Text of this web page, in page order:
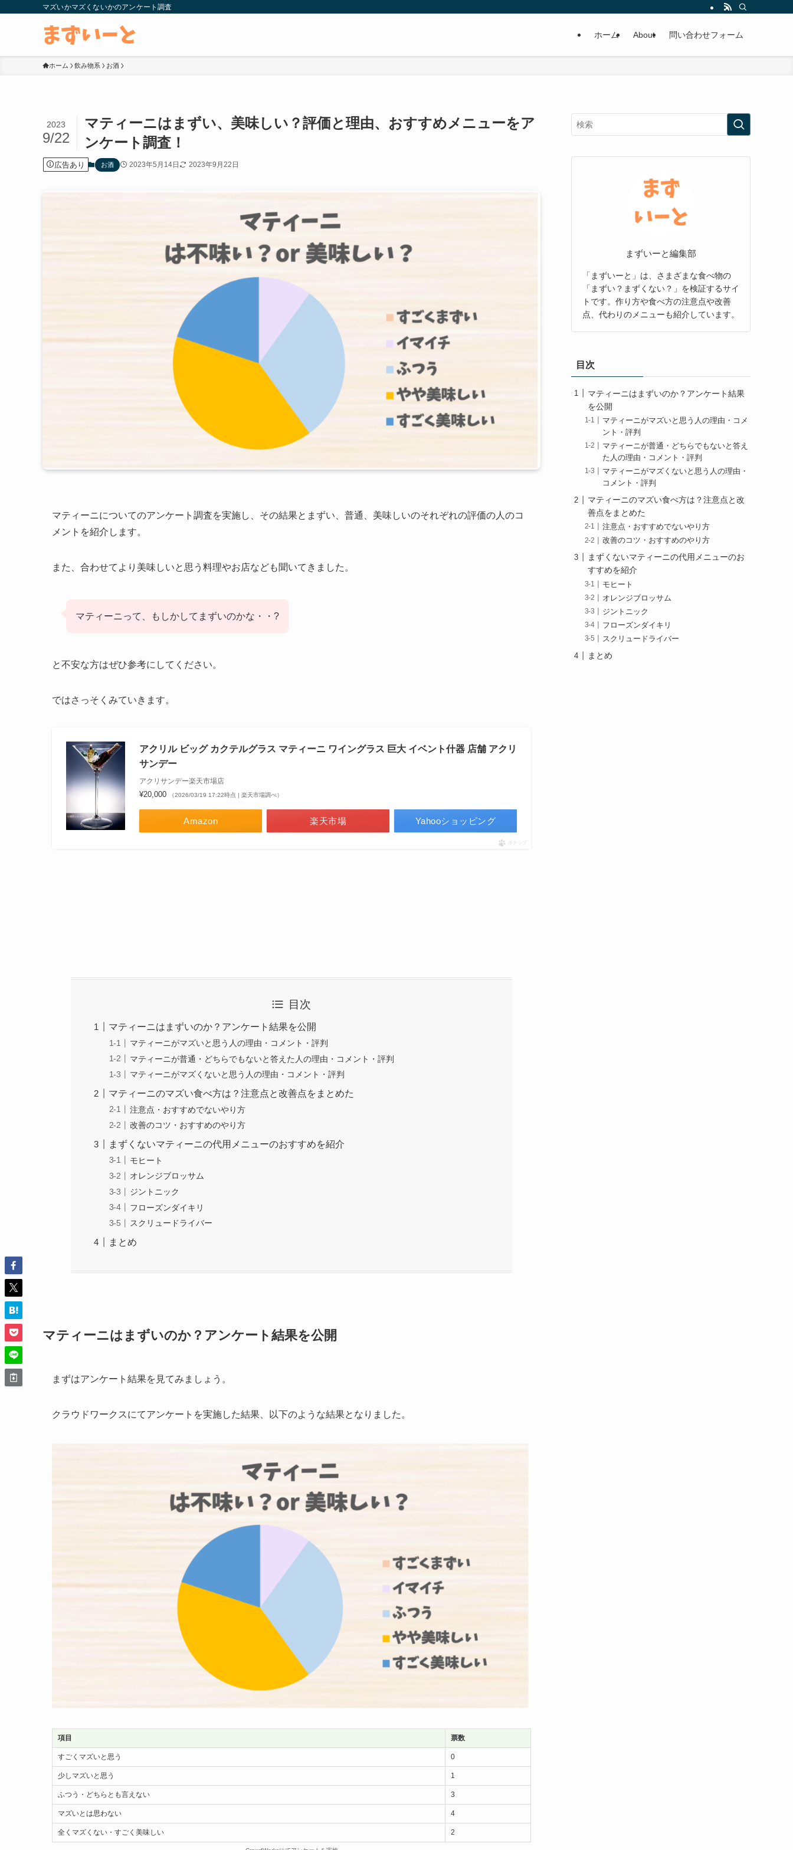
マズいかマズくないかのアンケート調査
ホーム About 問い合わせフォーム
ホーム 飲み物系 お酒
マティーニはまずい、美味しい？評価と理由、おすすめメニューをア
ンケート調査！
2023
9/22
広告あり お酒 2023年5月14日 2023年9月22日
マティーニについてのアンケート調査を実施し、その結果とまずい、普通、美味しいのそれぞれの評価の人のコ
メントを紹介します。
また、合わせてより美味しいと思う料理やお店なども聞いてきました。
マティーニって、もしかしてまずいのかな・・?
と不安な方はぜひ参考にしてください。
ではさっそくみていきます。
アクリル ビッグ カクテルグラス マティーニ ワイングラス 巨大 イベント什器 店舗 アクリ
サンデー
アクリサンデー楽天市場店
¥20,000 （2026/03/19 17:22時点 | 楽天市場調べ）
Amazon 楽天市場 Yahooショッピング
ポチップ
目次
マティーニはまずいのか？アンケート結果を公開
マティーニがマズいと思う人の理由・コメント・評判
マティーニが普通・どちらでもないと答えた人の理由・コメント・評判
マティーニがマズくないと思う人の理由・コメント・評判
マティーニのマズい食べ方は？注意点と改善点をまとめた
注意点・おすすめでないやり方
改善のコツ・おすすめのやり方
まずくないマティーニの代用メニューのおすすめを紹介
モヒート
オレンジブロッサム
ジントニック
フローズンダイキリ
スクリュードライバー
まとめ
マティーニはまずいのか？アンケート結果を公開
まずはアンケート結果を見てみましょう。
クラウドワークスにてアンケートを実施した結果、以下のような結果となりました。
項目 票数
すごくマズいと思う 0
少しマズいと思う 1
ふつう・どちらとも言えない 3
マズいとは思わない 4
全くマズくない・すごく美味しい 2
まずいーと編集部
「まずいーと」は、さまざまな食べ物の
「まずい？まずくない？」を検証するサイ
トです。作り方や食べ方の注意点や改善
点、代わりのメニューも紹介しています。
目次
マティーニはまずいのか？アンケート結果
を公開
マティーニがマズいと思う人の理由・コメ
ント・評判
マティーニが普通・どちらでもないと答え
た人の理由・コメント・評判
マティーニがマズくないと思う人の理由・
コメント・評判
マティーニのマズい食べ方は？注意点と改
善点をまとめた
注意点・おすすめでないやり方
改善のコツ・おすすめのやり方
まずくないマティーニの代用メニューのお
すすめを紹介
モヒート
オレンジブロッサム
ジントニック
フローズンダイキリ
スクリュードライバー
まとめ